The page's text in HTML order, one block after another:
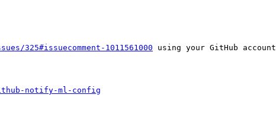
325#issuecomment-1011561000 using your GitHub account
notify-ml-config